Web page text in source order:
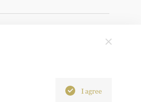
I agree